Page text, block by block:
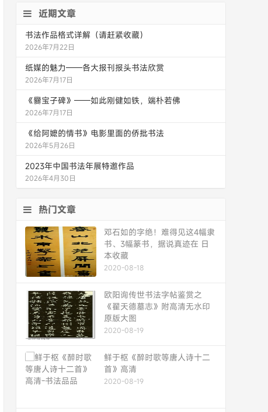
近期文章
书法作品格式详解（请赶紧收藏）
2026年7月22日
纸媒的魅力——各大报刊报头书法欣赏
2026年7月17日
《爨宝子碑》——如此刚健如铁，端朴若佛
2026年7月17日
《给阿嬷的情书》电影里面的侨批书法
2026年5月26日
2023年中国书法年展特邀作品
2026年4月30日
热门文章
邓石如的字绝！难得见这4幅隶
书、3幅篆书，据说真迹在 日
本收藏
2020-08-18
欧阳询传世书法字帖鉴赏之
《翟天德墓志》附高清无水印
原版大图
2020-08-19
鲜于枢《醉时歌等唐人诗十二
首》高清
2020-08-19